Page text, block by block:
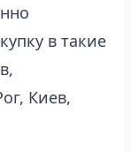
в такие
Киев,